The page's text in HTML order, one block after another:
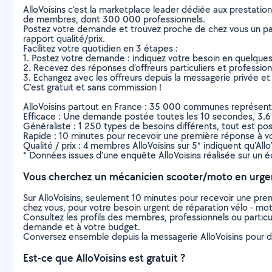
AlloVoisins c’est la marketplace leader dédiée aux
de membres, dont 300 000 professionnels.
Postez votre demande et trouvez proche de chez vous un
rapport qualité/prix.
Facilitez votre quotidien en 3 étapes :
1. Postez votre demande : indiquez votre besoin en
2. Recevez des réponses d’offreurs particuliers et
3. Echangez avec les offreurs depuis la messagerie privée
C’est gratuit et sans commission !
AlloVoisins partout en France : 35 000 communes
Efficace : Une demande postée toutes les 10 secondes,
Généraliste : 1 250 types de besoins différents, tout est
Rapide : 10 minutes pour recevoir une première réponse à
Qualité / prix : 4 membres AlloVoisins sur 5* indiquent
* Données issues d’une enquête AlloVoisins réalisée sur
Vous cherchez un mécanicien scooter/moto en
Sur AlloVoisins, seulement 10 minutes pour recevoir une
chez vous, pour votre besoin urgent de réparation vélo -
Consultez les profils des membres, professionnels ou
demande et à votre budget.
Conversez ensemble depuis la messagerie AlloVoisins
Est-ce que AlloVoisins est gratuit ?